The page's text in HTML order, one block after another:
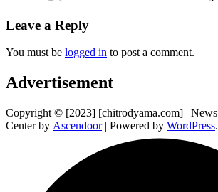
Leave a Reply
You must be logged in to post a comment.
Advertisement
Copyright © [2023] [chitrodyama.com] | News
Center by Ascendoor| Powered by WordPress.